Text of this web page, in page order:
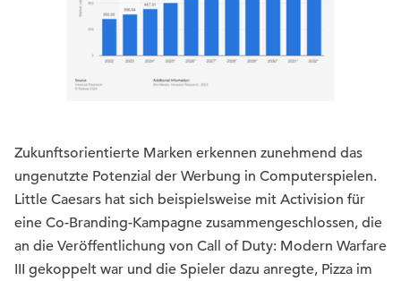
Zukunftsorientierte Marken erkennen zunehmend das
ungenutzte Potenzial der Werbung in Computerspielen.
Little Caesars hat sich beispielsweise mit Activision für
eine Co-Branding-Kampagne zusammengeschlossen, die
an die Veröffentlichung von Call of Duty: Modern Warfare
III gekoppelt war und die Spieler dazu anregte, Pizza im